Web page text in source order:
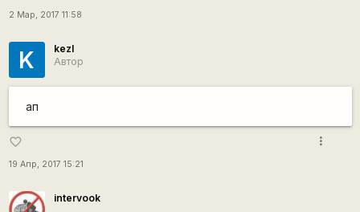
2 Мар, 2017 11:58
K
kezl
Автор
ап
favorite_border
19 Апр, 2017 15:21
more_vert
intervook